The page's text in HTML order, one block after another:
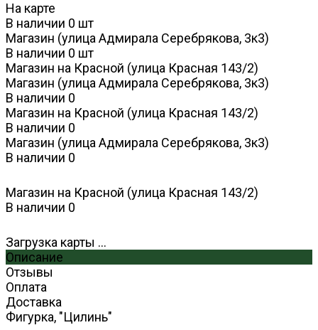
На карте
В наличии 0 шт
Магазин (улица Адмирала Серебрякова, 3к3)
В наличии 0 шт
Магазин на Красной (улица Красная 143/2)
Магазин (улица Адмирала Серебрякова, 3к3)
В наличии 0
Магазин на Красной (улица Красная 143/2)
В наличии 0
Магазин (улица Адмирала Серебрякова, 3к3)
В наличии 0
Магазин на Красной (улица Красная 143/2)
В наличии 0
Загрузка карты ...
Описание
Отзывы
Оплата
Доставка
Фигурка, "Цилинь"